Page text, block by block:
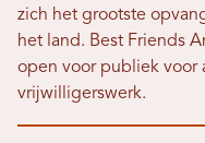
zich het grootste
het land. Best Friends
open voor publiek voor
vrijwilligerswerk.